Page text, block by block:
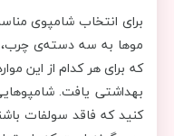
برای انتخاب شامپوی
موها به سه دسته‌ی
که برای هر کدام از این
بهداشتی یافت.
کنید که فاقد سولفات